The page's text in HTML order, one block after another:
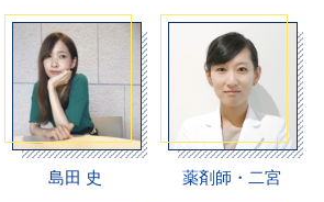
島田 史 薬剤師・二宮